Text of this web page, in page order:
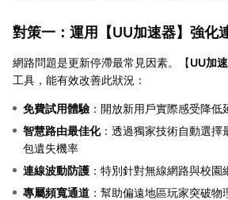
對策一：運用【UU加速器】強化
網路問題是更新停滯最常見因素。【UU加
工具，能有效改善此狀況：
免費試用體驗 ：開放新用戶實際感受降
智慧路由最佳化：透過獨家技術自動選擇
包遺失機率
連線波動防護 ：特別針對無線網路與校
專屬頻寬通道 ：幫助偏遠地區玩家突破